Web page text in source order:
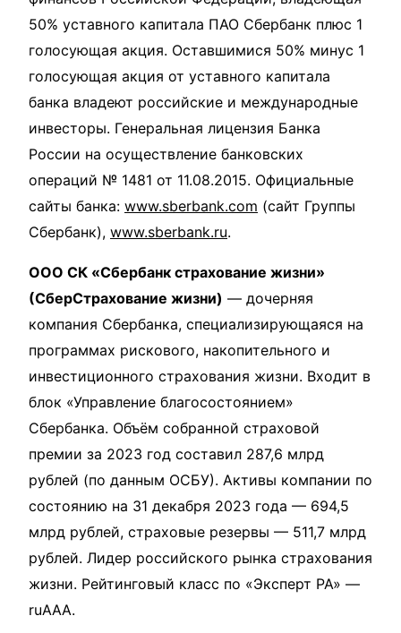
50% уставного капитала ПАО Сбербанк плюс 1
голосующая акция. Оставшимися 50% минус 1
голосующая акция от уставного капитала
банка владеют российские и международные
инвесторы. Генеральная лицензия Банка
России на осуществление банковских
операций № 1481 от 11.08.2015. Официальные
сайты банка: www.sberbank.com (сайт Группы
Сбербанк), www.sberbank.ru.
ООО СК «Сбербанк страхование жизни»
(СберСтрахование жизни) — дочерняя
компания Сбербанка, специализирующаяся на
программах рискового, накопительного и
инвестиционного страхования жизни. Входит в
блок «Управление благосостоянием»
Сбербанка. Объём собранной страховой
премии за 2023 год составил 287,6 млрд
рублей (по данным ОСБУ). Активы компании по
состоянию на 31 декабря 2023 года — 694,5
млрд рублей, страховые резервы — 511,7 млрд
рублей. Лидер российского рынка страхования
жизни. Рейтинговый класс по «Эксперт РА» —
ruAAA.